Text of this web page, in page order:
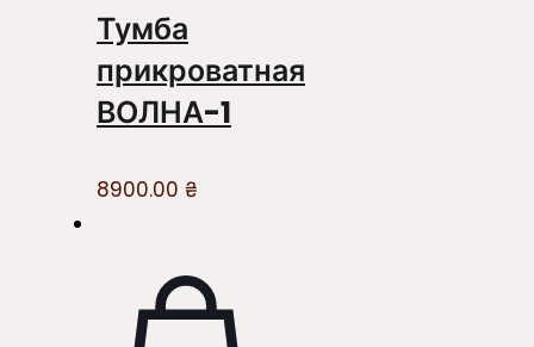
Тумба
прикроватная
ВОЛНА-1
8900.00 ₴